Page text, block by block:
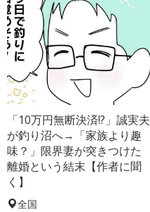
「10万円無断決済!?」誠実夫
が釣り沼へ→「家族より趣
味？」限界妻が突きつけた
離婚という結末【作者に聞
く】
全国